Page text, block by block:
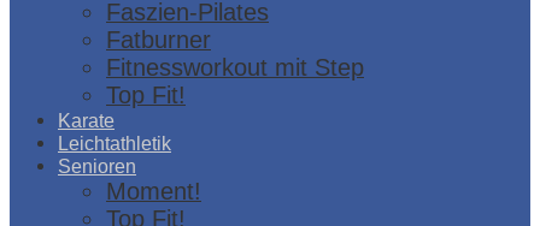
Faszien-Pilates
Fatburner
Fitnessworkout mit Step
Top Fit!
Karate
Leichtathletik
Senioren
Moment!
Top Fit!